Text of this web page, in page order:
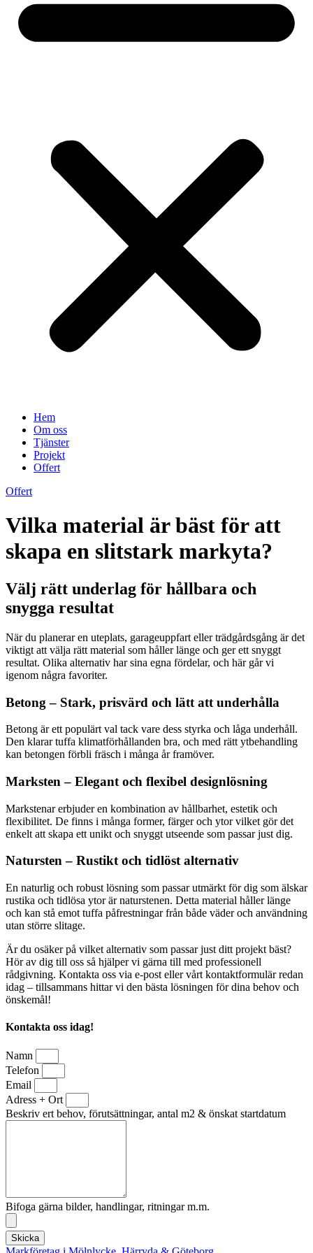
Hem
Om oss
Tjänster
Projekt
Offert
Offert
Vilka material är bäst för att
skapa en slitstark markyta?
Välj rätt underlag för hållbara och
snygga resultat
När du planerar en uteplats, garageuppfart eller trädgårdsgång är det
viktigt att välja rätt material som håller länge och ger ett snyggt
resultat. Olika alternativ har sina egna fördelar, och här går vi
igenom några favoriter.
Betong – Stark, prisvärd och lätt att underhålla
Betong är ett populärt val tack vare dess styrka och låga underhåll.
Den klarar tuffa klimatförhållanden bra, och med rätt ytbehandling
kan betongen förbli fräsch i många år framöver.
Marksten – Elegant och flexibel designlösning
Markstenar erbjuder en kombination av hållbarhet, estetik och
flexibilitet. De finns i många former, färger och ytor vilket gör det
enkelt att skapa ett unikt och snyggt utseende som passar just dig.
Natursten – Rustikt och tidlöst alternativ
En naturlig och robust lösning som passar utmärkt för dig som älskar
rustika och tidlösa ytor är naturstenen. Detta material håller länge
och kan stå emot tuffa påfrestningar från både väder och användning
utan större slitage.
Är du osäker på vilket alternativ som passar just ditt projekt bäst?
Hör av dig till oss så hjälper vi gärna till med professionell
rådgivning. Kontakta oss via e-post eller vårt kontaktformulär redan
idag – tillsammans hittar vi den bästa lösningen för dina behov och
önskemål!
Kontakta oss idag!
Namn
Telefon
Email
Adress + Ort
Beskriv ert behov, förutsättningar, antal m2 & önskat startdatum
Bifoga gärna bilder, handlingar, ritningar m.m.
Skicka